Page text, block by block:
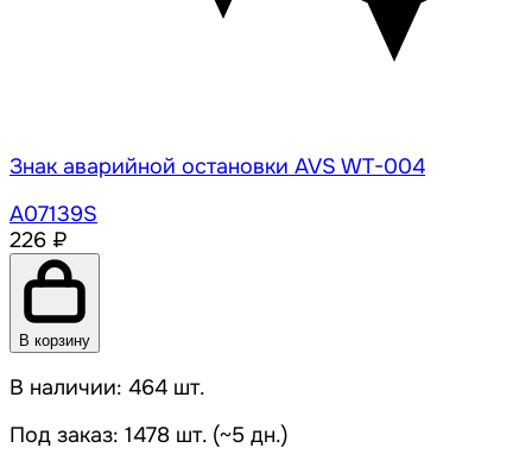
Знак аварийной остановки AVS WT-004
A07139S
226 ₽
В корзину
В наличии: 464 шт.
Под заказ: 1478 шт. (~5 дн.)